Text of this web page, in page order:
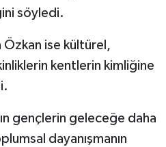
söyledi.
Özkan ise kültürel,
kentlerin kimliğine
gençlerin geleceğe daha
dayanışmanın